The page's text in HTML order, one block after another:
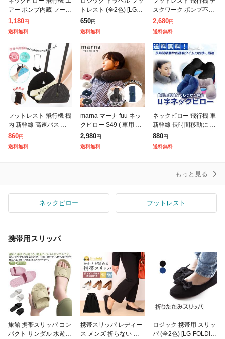
アー ポンプ内蔵 フード
付き たためる U型枕 首
枕 携帯枕 車 車中泊 旅
幹線
1,180円
送料無料
トレスト (全2色) [LG-F
OOT-REST] 旅行 長距
離 バス 新幹線 飛行機
650円
送料無料
スクワーク ポンプ不要
押すだけ簡単空気入れ
高さ3段階調整 エアー
ション オット
2,680円
送料無料
フットレスト 飛行機 機
内 新幹線 高速バス ハ
ンモックタイプ 旅行 ト
ラベル 旅行用便利グッ
860円
送料無料
marna マーナ fuu ネッ
クピロー S49 ( 車用 飛
行機 エアー 車 コンパ
クト 折りたたみ 洗える
2,980円
送料無料
ネックピロー 飛行機 車
新幹線 長時間移動に エ
アー U字 枕 ベロア 肌
触り抜群 コンパクト 空
880円
送料無料
もっと見る
ネックピロー フットレスト
携帯用スリッパ
旅館 携帯スリッパ コン
パクト サンダル 水遊び
携帯スリッパ レディー
ス メンズ 折らない か
ロジック 携帯用 スリッ
パ (全2色) [LG-FOLDIN